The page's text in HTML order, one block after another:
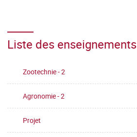
Liste des enseignements
Zootechnie - 2
Agronomie - 2
Projet